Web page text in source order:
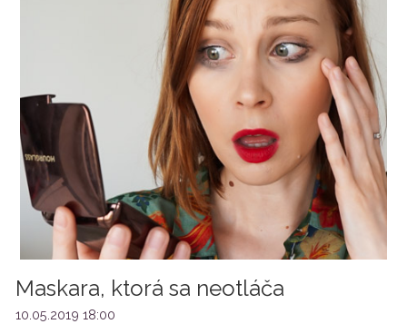
Maskara, ktorá sa neotláča
10.05.2019 18:00